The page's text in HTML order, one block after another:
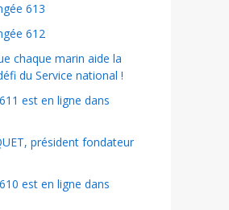
613
612
chaque marin aide la
du Service national !
est en ligne dans
président fondateur
est en ligne dans